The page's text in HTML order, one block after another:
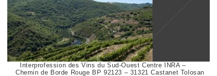
Interprofession des Vins du Sud-Ouest Centre INRA –
Chemin de Borde Rouge BP 92123 – 31321 Castanet Tolosan